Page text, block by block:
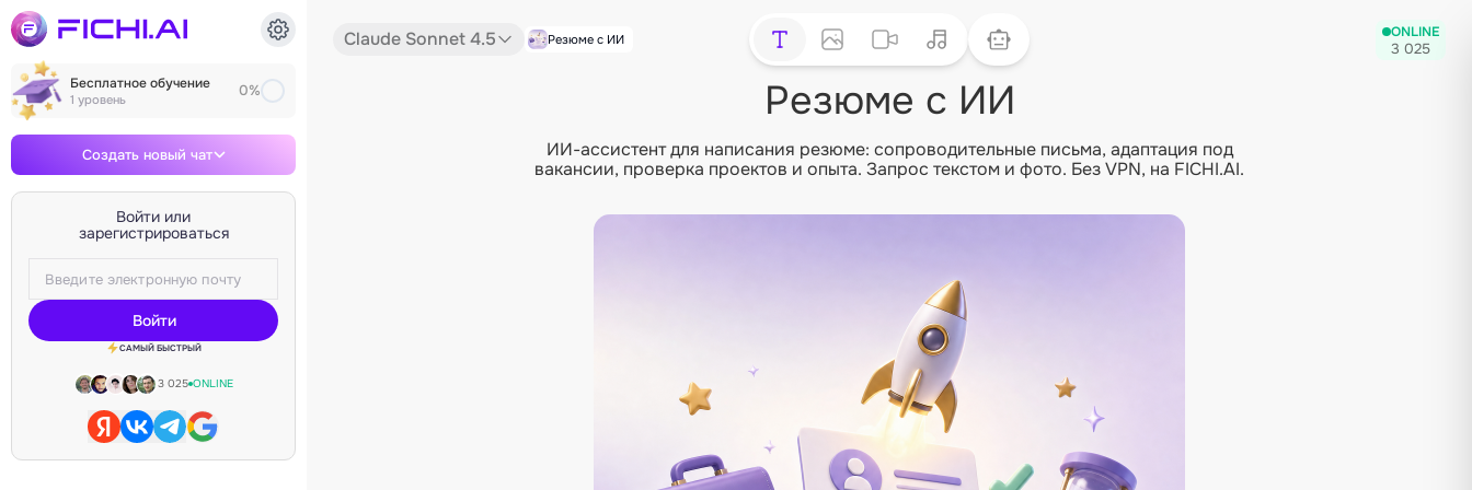
Бесплатное обучение
1 уровень 0%
Создать новый чат
Войти или
зарегистрироваться
Войти
САМЫЙ БЫСТРЫЙ
3 025 ONLINE
Claude Sonnet 4.5 Резюме с ИИ ONLINE
3 025
Резюме с ИИ
ИИ-ассистент для написания резюме: сопроводительные письма, адаптация под
вакансии, проверка проектов и опыта. Запрос текстом и фото. Без VPN, на FICHI.AI.